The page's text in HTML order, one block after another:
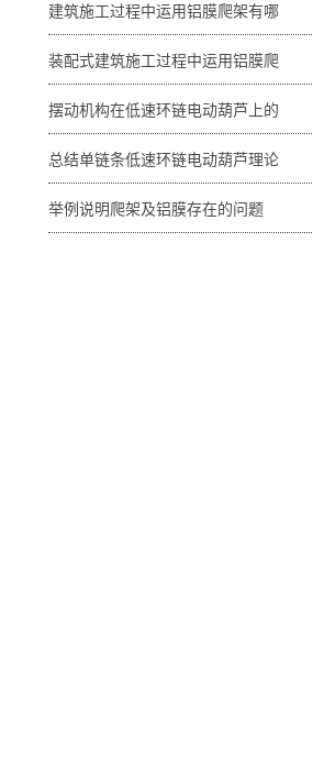
建筑施工过程中运用铝膜爬架有哪
装配式建筑施工过程中运用铝膜爬
摆动机构在低速环链电动葫芦上的
总结单链条低速环链电动葫芦理论
举例说明爬架及铝膜存在的问题